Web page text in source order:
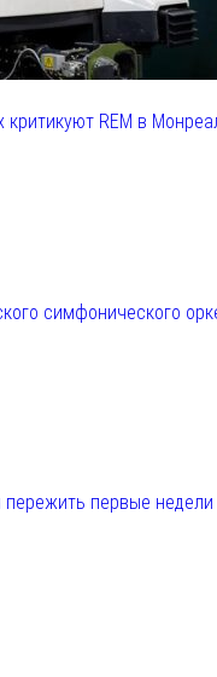
REM в
симфонического
первые недели